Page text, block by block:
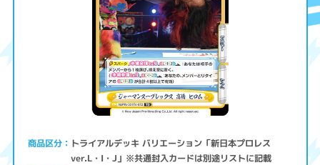
商品区分 トライアルデッキ バリエーション「新日本プロレス
ver.L・I・J」※共通封入カードは別途リストに記載